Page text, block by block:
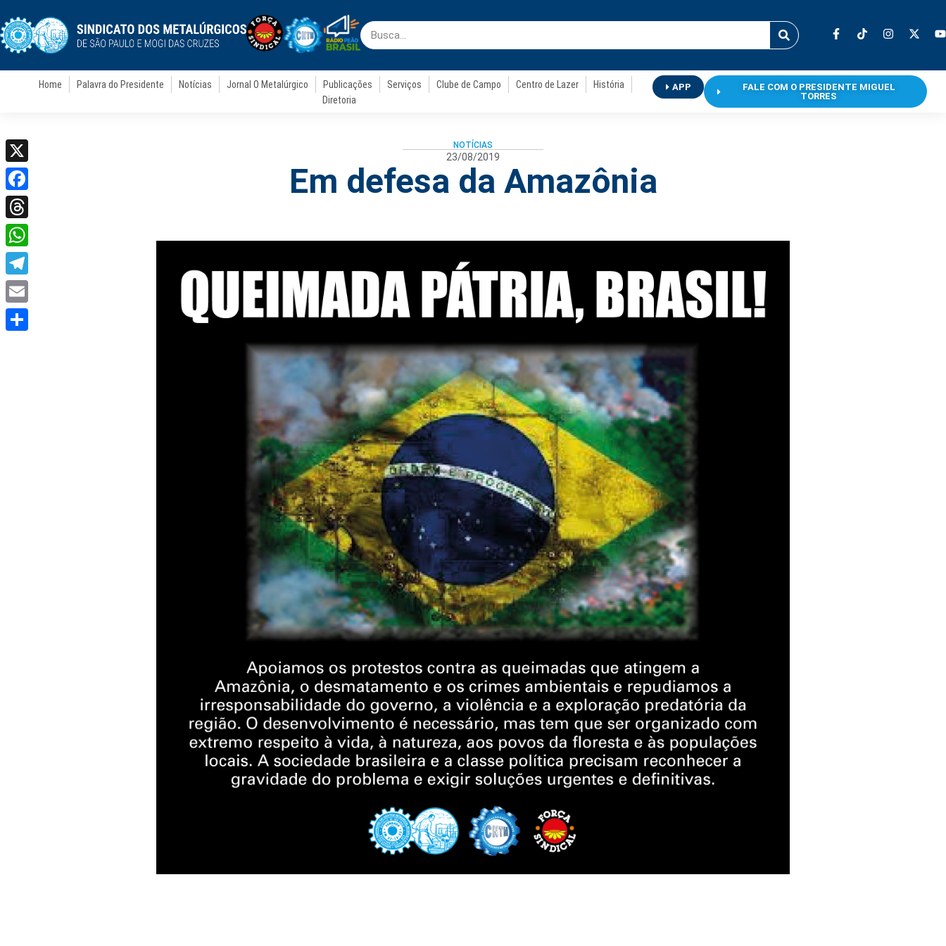
Home Palavra do Presidente Notícias Jornal O Metalúrgico Publicações Serviços Clube de Campo Centro de Lazer
História
Diretoria
APP
FALE COM O PRESIDENTE MIGUEL
TORRES
NOTÍCIAS
23/08/2019
Em defesa da Amazônia
X
Facebook
Threads
WhatsApp
Telegram
Email